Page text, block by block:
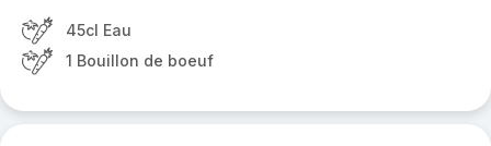
45cl Eau
1 Bouillon de boeuf